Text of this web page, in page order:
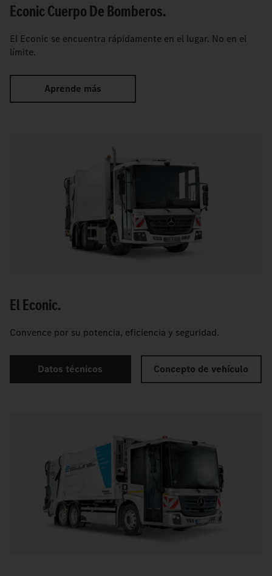
Econic Cuerpo De Bomberos.
El Econic se encuentra rápidamente en el lugar. No en el
límite.
Aprende más
El Econic.
Convence por su potencia, eficiencia y seguridad.
Datos técnicos Concepto de vehículo